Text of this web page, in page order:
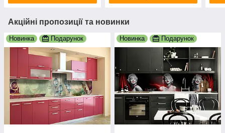
Акційні пропозиції та новинки
Новинка Подарунок Новинка Подарунок